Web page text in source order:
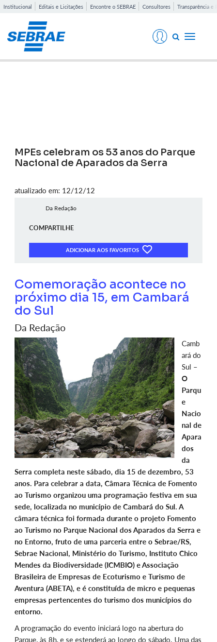
Institucional Editais e Licitações Encontre o SEBRAE Consultores Transparência e
Toggle
MPEs celebram os 53 anos do Parque
Nacional de Aparados da Serra
atualizado em: 12/12/12
Da Redação
COMPARTILHE
ADICIONAR AOS FAVORITOS
Comemoração acontece no
próximo dia 15, em Cambará
do Sul
Da Redação
Camb
ará do
Sul –
O
Parqu
e
Nacio
nal de
Apara
dos
da
Serra completa neste sábado, dia 15 de dezembro, 53
anos. Para celebrar a data, Câmara Técnica de Fomento
ao Turismo organizou uma programação festiva em sua
sede, localizada no município de Cambará do Sul. A
câmara técnica foi formada durante o projeto Fomento
ao Turismo no Parque Nacional dos Aparados da Serra e
no Entorno, fruto de uma parceria entre o Sebrae/RS,
Sebrae Nacional, Ministério do Turismo, Instituto Chico
Mendes da Biodiversidade (ICMBIO) e Associação
Brasileira de Empresas de Ecoturismo e Turismo de
Aventura (ABETA), e é constituída de micro e pequenas
empresas pertencentes do turismo dos municípios do
entorno.
A programação do evento iniciará logo na abertura do
Parque, às 8h, e se estenderá ao longo do sábado. Uma das